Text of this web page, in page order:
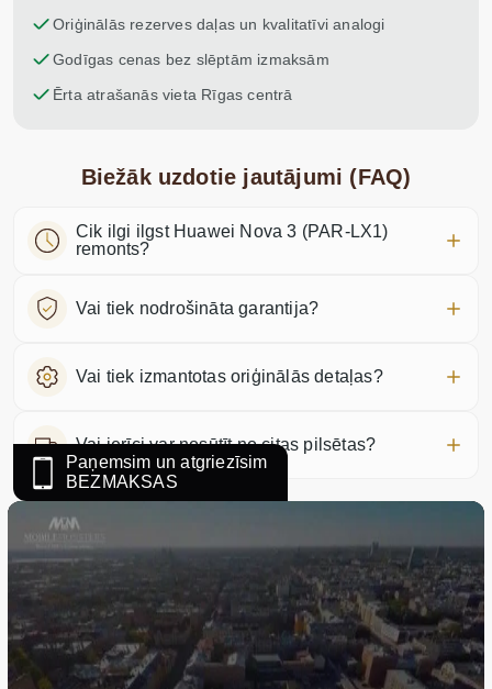
Oriģinālās rezerves daļas un kvalitatīvi analogi
Godīgas cenas bez slēptām izmaksām
Ērta atrašanās vieta Rīgas centrā
Biežāk uzdotie jautājumi (FAQ)
Cik ilgi ilgst Huawei Nova 3 (PAR-LX1)
remonts?
Vai tiek nodrošināta garantija?
Vai tiek izmantotas oriģinālās detaļas?
Vai ierīci var nosūtīt no citas pilsētas?
Paņemsim un atgriezīsim
BEZMAKSAS